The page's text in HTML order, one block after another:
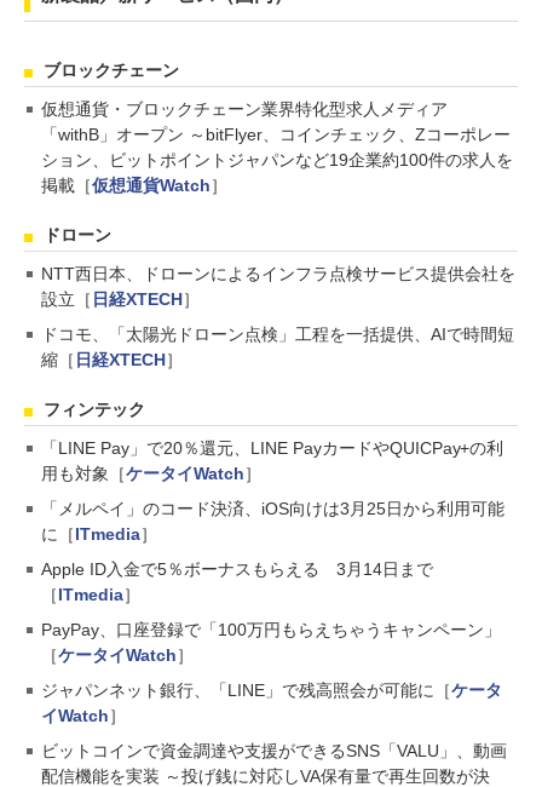
ブロックチェーン
仮想通貨・ブロックチェーン業界特化型求人メディア
「withB」オープン ～bitFlyer、コインチェック、Zコーポレー
ション、ビットポイントジャパンなど19企業約100件の求人を
掲載［仮想通貨Watch］
ドローン
NTT西日本、ドローンによるインフラ点検サービス提供会社を
設立［ 日経XTECH］
ドコモ、「太陽光ドローン点検」工程を一括提供、AIで時間短
縮［ 日経XTECH］
フィンテック
「LINE Pay」で20％還元、LINE PayカードやQUICPay+の利
用も対象［ケータイWatch］
「メルペイ」のコード決済、iOS向けは3月25日から利用可能
に［ITmedia］
Apple ID入金で5％ボーナスもらえる 3月14日まで
［ITmedia］
PayPay、口座登録で「100万円もらえちゃうキャンペーン」
［ケータイWatch］
ジャパンネット銀行、「LINE」で残高照会が可能に［ケータ
イWatch］
ビットコインで資金調達や支援ができるSNS「VALU」、動画
配信機能を実装 ～投げ銭に対応しVA保有量で再生回数が決